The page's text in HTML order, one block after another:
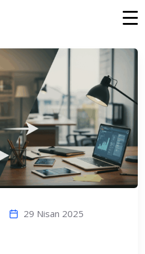
29 Nisan 2025